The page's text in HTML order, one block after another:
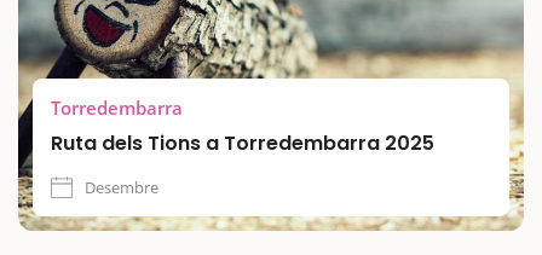
Torredembarra
Ruta dels Tions a Torredembarra 2025
Desembre